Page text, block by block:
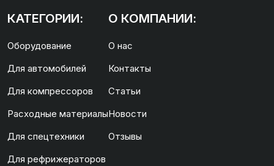
КАТЕГОРИИ:
Оборудование
Для автомобилей
Для компрессоров
Расходные материалы
Для спецтехники
Для рефрижераторов
О КОМПАНИИ:
О нас
Контакты
Статьи
Новости
Отзывы